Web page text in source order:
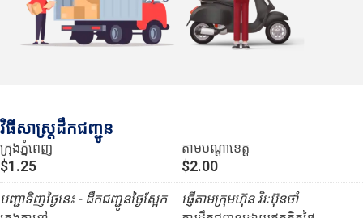
វិធីសាស្រ្តដឹកជញ្ជូន
ក្រុងភ្នំពេញ
$1.25
បញ្ជាទិញថ្ងៃនេះ - ដឹកជញ្ជូនថ្ងៃស្អែក
តាមបណ្ដាខេត្ត
$2.00
ផ្ញើតាមក្រុមហ៊ុន វិរៈប៊ុនថាំ